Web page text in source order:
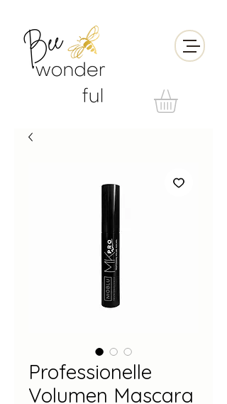
Professionelle
Volumen Mascara